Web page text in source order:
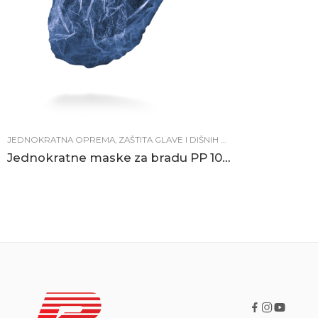
JEDNOKRATNA OPREMA, ZAŠTITA GLAVE I DIŠNIH PUTEVA
Jednokratne maske za bradu PP 100/1 plave